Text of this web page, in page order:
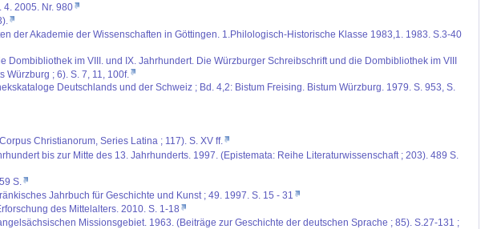
2005. Nr. 980
der Akademie der Wissenschaften in Göttingen. 1.Philologisch-Historische Klasse 1983,1. 1983. S.3-40
im VIII. und IX. Jahrhundert. Die Würzburger Schreibschrift und die Dombibliothek im VIII
; 6). S. 7, 11, 100f.
Deutschlands und der Schweiz ; Bd. 4,2: Bistum Freising. Bistum Würzburg. 1979. S. 953, S.
Christianorum, Series Latina ; 117). S. XV ff.
bis zur Mitte des 13. Jahrhunderts. 1997. (Epistemata: Reihe Literaturwissenschaft ; 203). 489 S.
S.
Jahrbuch für Geschichte und Kunst ; 49. 1997. S. 15 - 31
des Mittelalters. 2010. S. 1-18
Missionsgebiet. 1963. (Beiträge zur Geschichte der deutschen Sprache ; 85). S.27-131 ;